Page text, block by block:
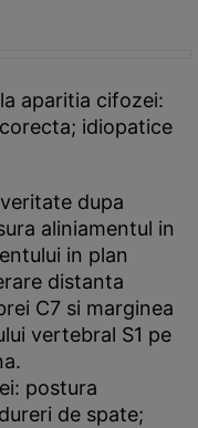
aparitia cifozei:
idiopatice
dupa
aliniamentul in
in plan
distanta
C7 si marginea
vertebral S1 pe
postura
de spate;